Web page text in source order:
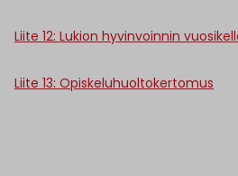
Liite 12: Lukion hyvinvoinnin
Liite 13: Opiskeluhuoltokertomus